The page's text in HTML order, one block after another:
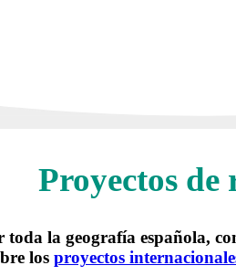
Proyectos de
la geografía española,
los proyectos